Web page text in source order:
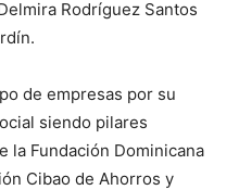
Rodríguez Santos
de empresas por su
siendo pilares
la Fundación Dominicana
Cibao de Ahorros y